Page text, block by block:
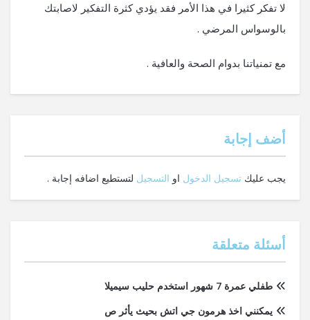
لا تفكر كثيرا في هذا الأمر فقد يؤدي كثرة التفكير لاصابتك
بالوسواس المرضي .
مع تمنياتنا بدوام الصحة والعافية .
‫أضف إجابة
يجب عليك تسجيل الدخول او التسجيل لتستطيع اضافه إجابة .
أسئلة متعلقة
طفلي عمرة 7 شهور استخدم حليب سيميلا
يمكنني اخذ هرمون جي اتش بحيث يأثر ص